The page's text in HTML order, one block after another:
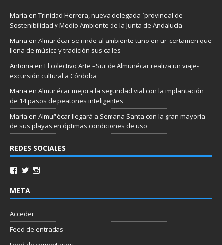
Maria en Trinidad Herrera, nueva delegada `provincial de
Sostenibilidad y Medio Ambiente de la Junta de Andalucía
Maria en Almuñécar se rinde al ambiente tuno en un certamen que
llena de música y tradición sus calles
Antonia en El colectivo Arte –Sur de Almuñécar realiza un viaje-
excursión cultural a Córdoba
Maria en Almuñécar mejora la seguridad vial con la implantación
de 14 pasos de peatones inteligentes
Maria en Almuñécar llegará a Semana Santa con la gran mayoría
de sus playas en óptimas condiciones de uso
REDES SOCIALES
META
Acceder
Feed de entradas